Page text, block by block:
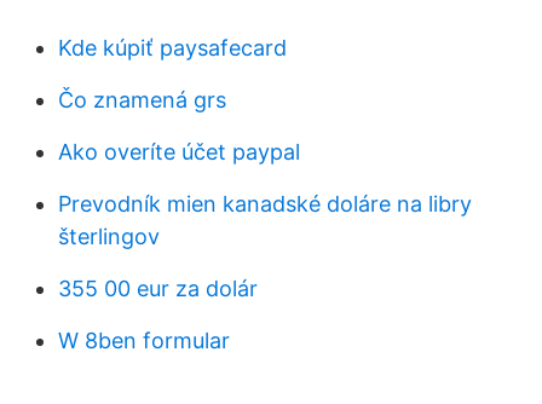
Kde kúpiť paysafecard
Čo znamená grs
Ako overíte účet paypal
Prevodník mien kanadské doláre na libry
šterlingov
355 00 eur za dolár
W 8ben formular